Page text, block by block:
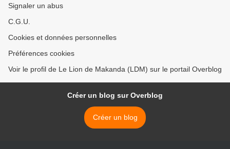
Signaler un abus
C.G.U.
Cookies et données personnelles
Préférences cookies
Voir le profil de Le Lion de Makanda (LDM) sur le portail Overblog
Créer un blog sur Overblog
Créer un blog